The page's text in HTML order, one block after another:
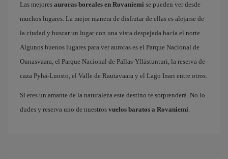
Las mejores auroras boreales en Rovaniemi se pueden ver desde
muchos lugares. La mejor manera de disfrutar de ellas es alejarse de
la ciudad y buscar un lugar con una vista despejada hacia el norte.
Algunos buenos lugares para ver auroras es el Parque Nacional de
Ounasvaara, el Parque Nacional de Pallas-Yllästunturi, la reserva de
caza Pyhä-Luosto, el Valle de Rautavaara y el Lago Inari entre otros.
Si eres un amante de la naturaleza este destino te sorprenderá. No lo
dudes y reserva uno de nuestros vuelos baratos a Rovaniemi.